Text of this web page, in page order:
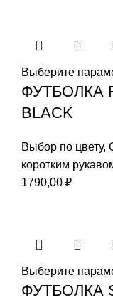
Выберите
ФУТБОЛКА
BLACK
Выбор по цвету,
коротким
1790,00 ₽
Выберите
ФУТБОЛКА